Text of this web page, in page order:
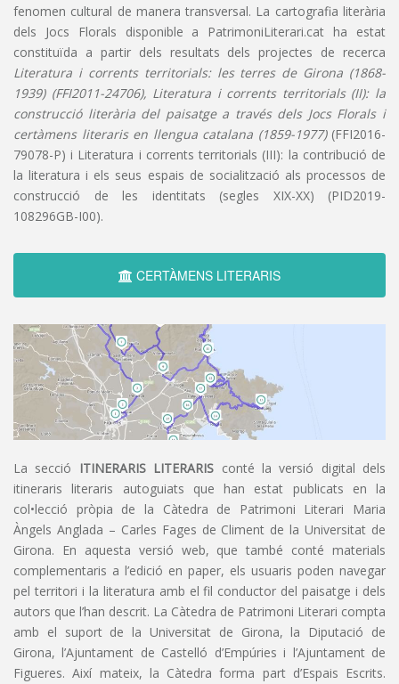
fenomen cultural de manera transversal. La cartografia literària
dels Jocs Florals disponible a PatrimoniLiterari.cat ha estat
constituïda a partir dels resultats dels projectes de recerca
Literatura i corrents territorials: les terres de Girona (1868-
1939) (FFI2011-24706), Literatura i corrents territorials (II): la
construcció literària del paisatge a través dels Jocs Florals i
certàmens literaris en llengua catalana (1859-1977)(FFI2016-
79078-P) i Literatura i corrents territorials (III): la contribució de
la literatura i els seus espais de socialització als processos de
construcció de les identitats (segles XIX-XX) (PID2019-
108296GB-I00).
CERTÀMENS LITERARIS
La secció ITINERARIS LITERARIS conté la versió digital dels
itineraris literaris autoguiats que han estat publicats en la
col•lecció pròpia de la Càtedra de Patrimoni Literari Maria
Àngels Anglada – Carles Fages de Climent de la Universitat de
Girona. En aquesta versió web, que també conté materials
complementaris a l’edició en paper, els usuaris poden navegar
pel territori i la literatura amb el fil conductor del paisatge i dels
autors que l’han descrit. La Càtedra de Patrimoni Literari compta
amb el suport de la Universitat de Girona, la Diputació de
Girona, l’Ajuntament de Castelló d’Empúries i l’Ajuntament de
Figueres. Així mateix, la Càtedra forma part d’Espais Escrits.